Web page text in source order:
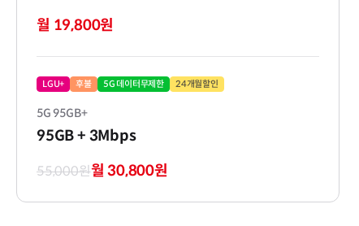
월 19,800원
LGU+ 후불 5G 데이터무제한 24개월할인
5G 95GB+
95GB+ 3Mbps
55,000원월 30,800원